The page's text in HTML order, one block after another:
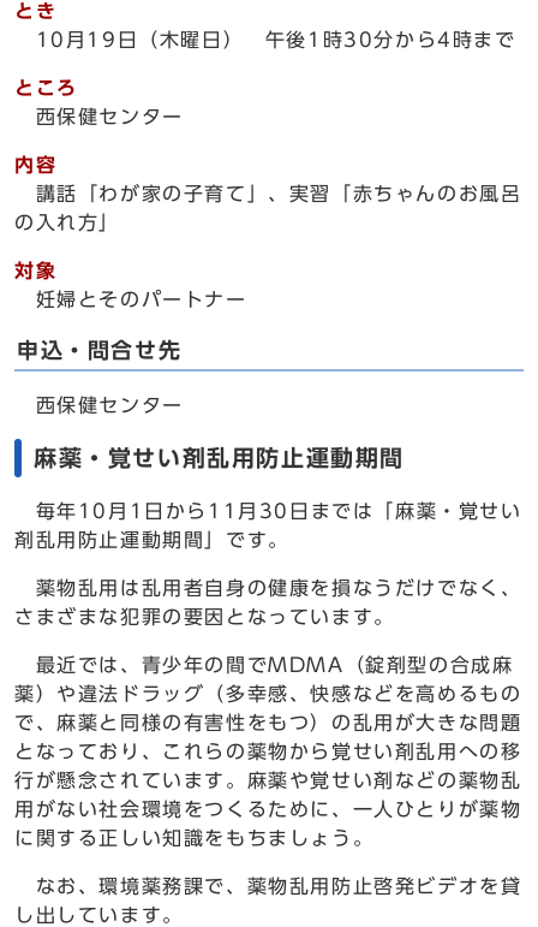
とき
10月19日（木曜日） 午後1時30分から4時まで
ところ
西保健センター
内容
講話「わが家の子育て」、実習「赤ちゃんのお風呂
の入れ方」
対象
妊婦とそのパートナー
申込・問合せ先
西保健センター
麻薬・覚せい剤乱用防止運動期間
毎年10月1日から11月30日までは「麻薬・覚せい
剤乱用防止運動期間」です。
薬物乱用は乱用者自身の健康を損なうだけでなく、
さまざまな犯罪の要因となっています。
最近では、青少年の間でMDMA（錠剤型の合成麻
薬）や違法ドラッグ（多幸感、快感などを高めるもの
で、麻薬と同様の有害性をもつ）の乱用が大きな問題
となっており、これらの薬物から覚せい剤乱用への移
行が懸念されています。麻薬や覚せい剤などの薬物乱
用がない社会環境をつくるために、一人ひとりが薬物
に関する正しい知識をもちましょう。
なお、環境薬務課で、薬物乱用防止啓発ビデオを貸
し出しています。